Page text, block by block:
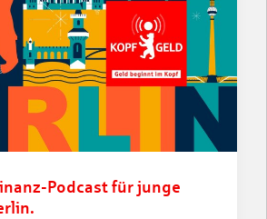
Podcast für junge